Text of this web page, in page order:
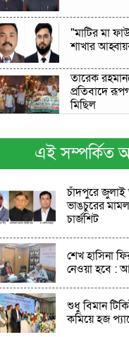
"মাটির মা
শাখার
তারেক
প্রতিবাদে
মিছিল
জুলাই
দলীয় ঐক্যের
শেরপুরে
অভ্যুত্থান
আখাউড়ায়
জুলাই
সভা ও
এই সম্পর্কিত
চাঁদপুরে
ভাঙচুরের
চার্জশিট
শেখ হাসিনা
নেওয়া হবে :
শুধু বিমান
কমিয়ে হজ